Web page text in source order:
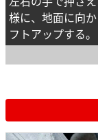
様に、地面に向
フトアップする。